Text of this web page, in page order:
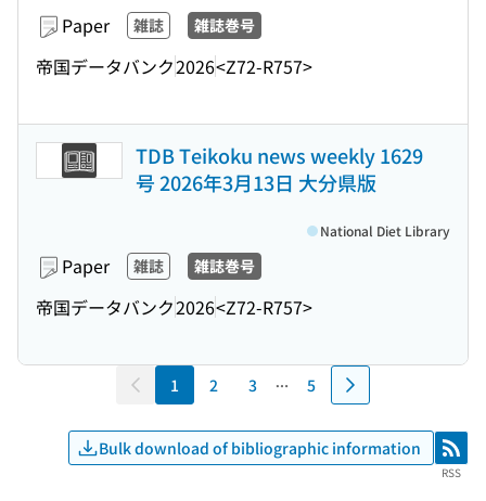
Paper 雑誌 雑誌巻号
帝国データバンク2026<Z72-R757>
TDB Teikoku news weekly 1629
号 2026年3月13日 大分県版
Paper 雑誌 雑誌巻号
帝国データバンク2026<Z72-R757>
National Diet Library
1 2 3 5
Bulk download of bibliographic information RSS
RSS